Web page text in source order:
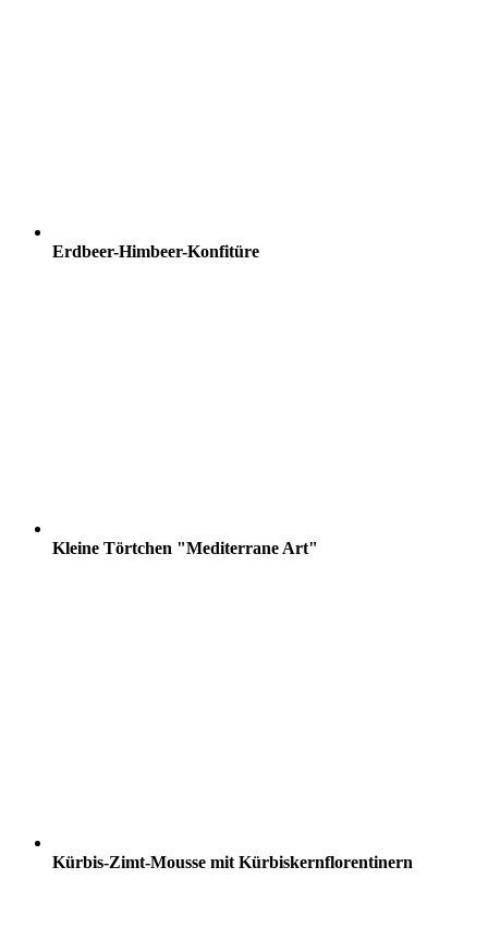
Erdbeer-Himbeer-Konfitüre
Kleine Törtchen "Mediterrane Art"
Kürbis-Zimt-Mousse mit Kürbiskernflorentinern